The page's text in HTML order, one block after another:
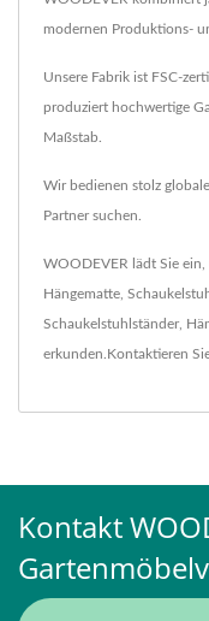
modernen Produktions-
Unsere Fabrik ist FSC-
produziert hochwertige
Maßstab.
Wir bedienen stolz
Partner suchen.
WOODEVER lädt Sie
Hängematte
Schaukelstuhlständer,
erkunden. Kontaktieren
Kontakt